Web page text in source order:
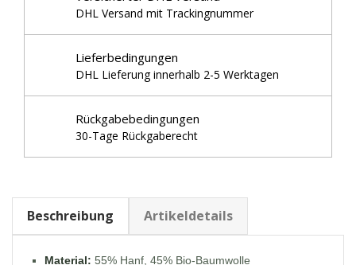
DHL Versand mit Trackingnummer
Lieferbedingungen
DHL Lieferung innerhalb 2-5 Werktagen
Rückgabebedingungen
30-Tage Rückgaberecht
Beschreibung Artikeldetails
Material: 55% Hanf, 45% Bio-Baumwolle